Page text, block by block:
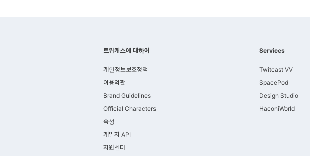
트위캐스에 대하여
개인정보보호정책
이용약관
Brand Guidelines
Official Characters
속성
개발자 API
지원센터
Services
Twitcast VV
SpacePod
Design Studio
HaconiWorld